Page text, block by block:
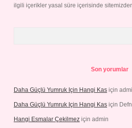
ilgili içerikler yasal süre içerisinde sitemizden
Son yorumlar
Daha Güçlü Yumruk Için Hangi Kas için
Daha Güçlü Yumruk Için Hangi Kas için
Hangi Esmalar Çekilmez için admin